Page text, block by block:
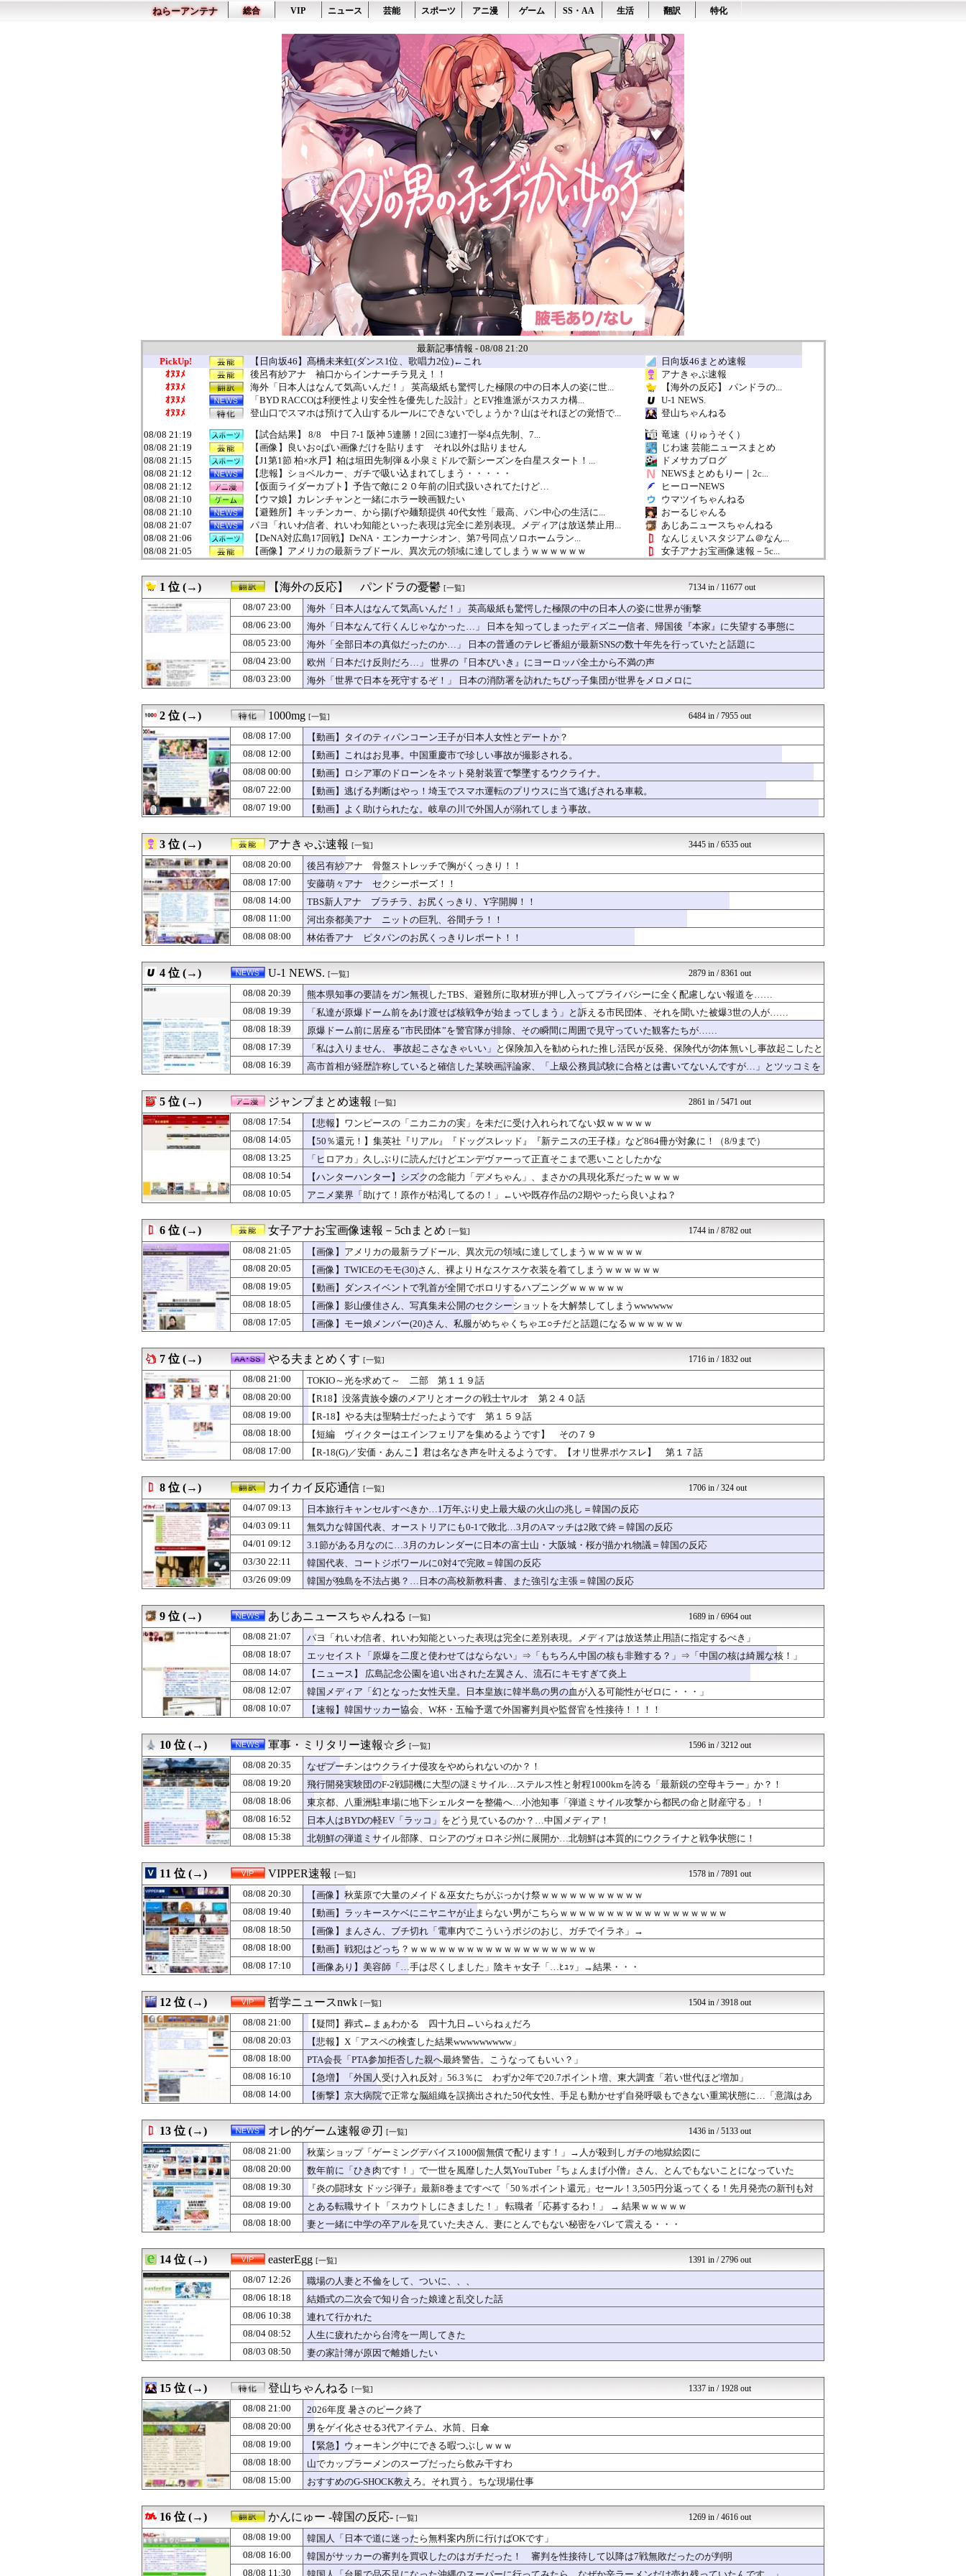
ねらーアンテナ 総合 VIP ニュース 芸能 スポーツ アニ漫 ゲーム SS・AA 生活 翻訳 特化
最新記事情報 - 08/08 21:20
PickUp!
【日向坂46】髙橋未来虹(ダンス1位、歌唱力2位)←これ
日向坂46まとめ速報
ｵﾇﾇﾒ
後呂有紗アナ 袖口からインナーチラ見え！！
アナきゃぷ速報
ｵﾇﾇﾒ
海外「日本人はなんて気高いんだ！」 英高級紙も驚愕した極限の中の日本人の姿に世...
【海外の反応】 パンドラの...
ｵﾇﾇﾒ
「BYD RACCOは利便性より安全性を優先した設計」とEV推進派がスカスカ構...
U-1 NEWS.
ｵﾇﾇﾒ
登山口でスマホは預けて入山するルールにできないでしょうか？山はそれほどの覚悟で...
登山ちゃんねる
08/08 21:19
【試合結果】 8/8 中日 7-1 阪神 5連勝！2回に3連打一挙4点先制、7...
竜速（りゅうそく）
08/08 21:19
【画像】良いお○ぱい画像だけを貼ります それ以外は貼りません
じわ速 芸能ニュースまとめ
08/08 21:15
【J1第1節 柏×水戸】柏は垣田先制弾＆小泉ミドルで新シーズンを白星スタート！...
ドメサカブログ
08/08 21:12
【悲報】ショベルカー、ガチで吸い込まれてしまう・・・・・
NEWSまとめもりー｜2c...
08/08 21:12
【仮面ライダーカブト】予告で敵に２０年前の旧式扱いされてたけど…
ヒーローNEWS
08/08 21:10
【ウマ娘】カレンチャンと一緒にホラー映画観たい
ウマツイちゃんねる
08/08 21:10
【避難所】キッチンカー、から揚げや麺類提供 40代女性「最高、パン中心の生活に...
おーるじゃんる
08/08 21:07
パヨ「れいわ信者、れいわ知能といった表現は完全に差別表現。メディアは放送禁止用...
あじあニュースちゃんねる
08/08 21:06
【DeNA対広島17回戦】DeNA・エンカーナシオン、第7号同点ソロホームラン...
なんじぇいスタジアム＠なん...
08/08 21:05
【画像】アメリカの最新ラブドール、異次元の領域に達してしまうｗｗｗｗｗｗ
女子アナお宝画像速報－5c...
08/08 21:04
【動画】声優の佐倉綾音さん、ファンサービスも欠かさないｗｗｗｗ
おたくみくす 声優まとめ
08/08 21:02
【悲報】PS5本体、ついにゲオのチラシから消える…
mutyunのゲーム+αブ...
08/08 21:02
人気av女優は大半がマン毛ぼーぼーだった
いたしん！
08/08 21:00
吉川愛、縛られニットおっぱいの膨らみムギュムギュ揺れてタマランち
アイドル・女子アナ★吟じま...
08/08 21:00
女の子のうんこ・おならエピソード持ってるやつおる？
なんまめ
【疑問】葬式←まぁわかる 四十九日←いらねぇだろ
哲学ニュースnwk
「お食い初めなんて俺になんのメリットがあるの」「そんなに大変なら育児やめれば？...
すまいる(^-^)ぶろぐ
08/08 21:00
【仮面ライダー】単発要素が強めの回、みんなはどれが好き？
ヒーローNEWS
08/08 21:00
【画像】キャミイの最新フィギュア(1,88000円)、ガチで作り込みがエグすぎ...
ネラーボイス
08/08 21:00
旦那に子供を預けて妹&姪っ子達を遊びに連れて行って、一日遊び倒した。すると、旦...
かぞくちゃんねる
08/08 21:00
鬼って船で難破した白人なんじゃないの？
ほんわかMkⅡ
08/08 21:00
ドイツ、40度超えの熱波で9600人死亡「温暖化対策で高温に対する備え充分では...
08/08 21:00
秋葉ショップ「ゲーミングデバイス1000個無償で配ります！」→人が殺到しガチの...
オレ的ゲーム速報＠刃
08/08 21:00
【ミリシタ】饂飩を食べて下さい!!🍜
08/08 21:00
【画像】加工なしのローカル地下アイドル、流石に厳しいwwwwww
08/08 21:00
【ななし】ねるちゃん「おじさんたち～！もりもり食べて元気だすのよ～」
VTuberNews
08/08 21:00
【画像】本田望結、お乳がデカすぎて浴衣を突き破ってしまう…
アナ速‐女子アナ画像速報
08/08 21:00
日向坂46、もちもちの肉厚ナマ太ももが性的すぎんだろ【画像】
08/08 21:00
【インド】バーガーを食べる罪【ポーランドボール】
ポーランドボール 翻訳
08/08 21:00
SB上茶谷(29)7回5安打7奪三振無失点
日刊やきう速報
08/08 21:00
【海外の反応】日本政府が、アメリカ政府によるネットミームとしての任天堂やポケモ...
08/08 21:00
韓国人「イラン完勝、アメリカ惨敗」米イラン、終戦MOU署名方式で対立…イランは...
韓国ニュース反応まとめ
08/08 21:00
【朗報】韓国人「世界の数学者が愛した日本のチョーク、社長が最後に選んだ相手」
08/08 21:00
TOKIO～光を求めて～ 二部 第１１９話
08/08 20:58
【速報】賀喜遥香、前屈みで◯◯が見える角度
乃木坂46まとめ 乃木りん...
08/08 20:56
【巨人】橋上監督代行「得点が栄養剤になった」８勝目の竹丸和幸たたえる「悩んだ」...
なんじぇいスタジアム＠なん...
08/08 20:55
【J2第1節 藤枝×仙台】藤枝がJ2・J3百年構想リーグ王者の仙台を撃破！槙野...
08/08 20:48
「神聖なる場所です」靖国神社、境内におけるコスプレや軍装の禁止を発表
もえるあじあ(･∀･)
08/08 20:47
韓国人「韓国サッカー協会の性接待報道、海外でも大騒ぎに・・・2002年W杯4強...
海外の反応 お隣速報
08/08 20:45
韓国サッカー協会、男子ワールドカップ予選における外国人審判への性接待疑惑が浮上...
海外報道翻訳所
【画像】アイドルさん「体重10キロ増えたらこうなった」
(*ﾟ∀ﾟ)ゞカガクニュー...
08/08 20:45
どっちのほうが元気もらえるかって言ったら圧倒的にアメリカだわね
育児板拾い読み
08/08 20:45
【J2第1節 八戸×富山】八戸が記念すべきJ2初勝利！佐藤祐太の無回転ミドル＆...
ドメサカブログ
08/08 20:42
【西武対ソフトバンク19回戦】西武がソフトバンクに逆転勝ちで2位浮上！連敗は3...
なんじぇいスタジアム＠なん...
08/08 20:40
【PICK】三峡ダム、豪雨で13基の水門を開き大規模放流開始か 下流の工場地帯...
おーるじゃんる
08/08 20:40
小津玲奈 ｢すごく久しぶりのプールでした｣【乃木坂46】
坂道情報通～乃木坂46まと...
08/08 20:39
熊本県知事の要請をガン無視したTBS、避難所に取材班が押し入ってプライバシーに...
U-1 NEWS.
08/08 20:39
海外「日本は取り締まれ！」栃木でシャインマスカット400房が盗難被害に（海外の...
海外のお前ら 海外の反応
08/08 20:38
【朗報】瀬戸環奈さんがお盆休みに全国で無料ツーショットイベント開催しまくるww...
08/08 20:38
【悲報】日本人、相変わらず軽自動車に軽油を入れる…
サイ速
08/08 20:36
【悲報】コントレイル2歳、勝てない
競馬まとめのまとめ
なぜプーチンはウクライナ侵攻をやめられないのか？！
軍事・ミリタリー速報☆彡
嫁が男友達にバレンタインチョコ渡すらしいんだけどどう思う？
08/08 20:33
西武ドラ１小島大河、試合をひっくり返す逆転２ラン！
やみ速@なんJ西武まとめ
08/08 20:32
【朗報】Switch2版『FF14』、ロードが長くなる不具合の修正パッチを本日...
mutyunのゲーム+αブ...
08/08 20:32
【DeNA対広島17回戦】広島・坂倉、DeNA・中川虎大から第11号勝ち越しソ...
08/08 20:31
海外「MLB屈指の好チーム」鈴木誠也のタイムリーなどでカブスが5連勝！（海外の...
わーすぽ 海外の反応
08/08 20:31
【動画】役満ボディ・岡田紗佳(32)、渾身のあたシコダンスwwwwwww
08/08 20:30
『SASUKE』×『リラックマ』まさかのコラボ グッズ＆カフェ開催
芸能人ニュース速報
08/08 20:30
【画像】秋葉原で大量のメイド＆巫女たちがぶっかけ祭ｗｗｗｗｗｗｗｗｗｗｗ
VIPPER速報
08/08 20:30
DeNA・佐野恵太、先制タイムリー「佐野行進」牧も牧も1.2.1.2「牧行進」
08/08 20:30
？「俺はわざと隣でズルズル啜って食べるんだ！」
08/08 20:30
デリ嬢を落とすプロだけど質問ある？
質問ある？まとめ速報
08/08 20:30
【セブンAIちいかわ】店頭POPが著作権グレーゾーンで物議、公式コラボとの違い...
モッコスヌ〜ン
08/08 20:29
「外国人受け入れ反対」大幅増 東大調査、若い世代で多く
日本第一！ニュース録
08/08 20:27
【西武対ソフトバンク19回戦】西武ドラ1小島、第5号逆転2ランホームラン！！！...
08/08 20:26
お昼ご飯何食べる？
08/08 20:25
【愕然】ヤリチンとサシ飲みするアラサー女ｗｗｗｗｗｗｗｗｗwwww
バズッター速報
08/08 20:25
韓国人「欧州メディアがロンドン五輪銅メダルはく奪の可能性を報道！韓国が外国人審...
世界の憂鬱 海外・韓国の反...
08/08 20:25
海外「”京都の鳥”は良いぞ」小規模だけどお勧めな日本の観光名所／お店に対する海...
08/08 20:23
上茶谷大河7回無失点7奪三振ｗｗｗｗｗｗｗｗｗｗｗｗｗｗｗｗｗｗｗｗｗｗｗｗ
08/08 20:23
阪神ルーカス、危険球退場…復帰３登板目でまさかの事態 １４８キロ直球が頭部直撃
とらほー速報
08/08 20:22
体育の「運動遊び」小学４年生まで対象拡大へ、「ゲーム性」で苦手な子も楽しく…水...
知りタイムズ
08/08 20:22
ガルシア、本日2失策。普通のゴロや普通のフライ処理ができない模様
阪神タイガースちゃんねる
08/08 20:21
知的障害者を題材とした小説を書いたけど、誰か読んでくれない？
08/08 20:20
自認レイブンクローってワードめっさすこ
08/08 20:18
【衝撃】先日ワイに｢殺すぞ｣と言った上司、｢胃が痛い｣とか言い出すｗｗｗｗｗ
NEWSぽけまとめーる
08/08 20:16
NATOの座標提供でロシアが被害者面？（海外の反応）
世界はグーチョキパー
08/08 20:15
イオンのタイムセールで買った３００円Ｔシャツがもうすぐ６才を迎えようとしていま...
育児板拾い読み
08/08 20:15
世界猫の日
08/08 20:15
【ウマ娘】デジタルとトレーナーと目印
ウマツイちゃんねる
08/08 20:15
【画像】貧乳好きは左のえっち女子を選ぶらしいww
まとめCUP
08/08 20:12
【完結編】友人から俺の嫁と子が不審な男と歩いてると聞いた俺。単身赴任先から興信...
浮気ちゃんねる
08/08 20:12
【物議】ジャンポケ斉藤裁判、被害女性「モンスター」斉藤被告「同意と思ってた」←...
NEWSまとめもりー｜2c...
08/08 20:11
オイシ高義博(42盗塁)←カープの補強ポイント『俊足強打のショート＆広島出身』
広島東洋カープまとめブログ...
アメリカ「お前らの国の史上最も美しい女優を選ぶなら誰になる？」
海外の万国反応記＠海外の反...
【阪神対中日18回戦】阪神・ガルシアの守備…
なんじぇいスタジアム＠なん...
08/08 20:11
【ウマ娘】プリコネがウマ娘とコラボ！今秋開催予定
08/08 20:11
【衝撃】ジャンポケ斎藤の犯行、生々しすぎて勃起してしまうレベルｗｗｗｗｗ
mashlife通信
08/08 20:10
【動画】役満ボディ・岡田紗佳(32)、渾身のあたシコダンスwwwwwww
ラビット速報
08/08 20:10
【概算要求】防衛費過去最大8.9兆円要求へ 予算案で膨張、無人機・AI導入
常識的に考えた
08/08 20:10
「日本の深夜営業している無人店舗でどのような人が買い物をしているのか？」海外の...
海外の反応ジャーナル
08/08 20:10
【速報】中2男子、野球部の練習中に頭部を強打しCT検査→70代医師「問題ないで...
おーるじゃんる
08/08 20:09
【岡山】元団体職員が8歳から13歳までの少年19人にわいせつ行為→懲役15年の...
08/08 20:08
【動画】左翼さんが大絶賛する”人権大国”ドイツの警察、極左活動家への「人道的対...
政経ワロスまとめニュース♪
08/08 20:06
産休から復帰したら「私たちがあなたの分も稼いだおかげ」と何度も言われた。休暇中...
修羅場ライフ速報
08/08 20:05
【悲報】女さん、歩行者を轢いた挙句、道路で昼寝をしようとしてしまうｗｗｗｗｗｗ
不思議.net - 5ch...
08/08 20:05
【悲報】NISA口座2052万のうち「約4割が未稼働」だったwwwwww
08/08 20:05
中国人「フランスで感じた日本への強烈なフィルター」 中国人「フランスと日本は両...
じゃぽにか反応帳
08/08 20:05
【画像】TWICEのモモ(30)さん、裸よりＨなスケスケ衣装を着てしまうｗｗｗ...
女子アナお宝画像速報－5c...
08/08 20:04
【悲報】中日ドラゴンズ、2者連続送りバント失敗ｗｗｗｗｗｗｗｗｗｗｗｗｗｗｗｗ...
なんじぇいスタジアム＠なん...
08/08 20:03
旦那が胃癌の手術で入院中、義母から電話がきた。「明日の朝来なさい！場合によって...
修羅の華-家庭・生活まとめ
08/08 20:03
【なぞ】昔の特撮って、なんで敵側の女幹部にセクシー女優起用してたんやろ
08/08 20:03
【悲報】X「アスペの検査した結果wwwwwwwww」
哲学ニュースnwk
08/08 20:03
韓国現地メディア「4強神話も疑われる恥ずべき状況」←これｗｗｗｗｗ
【サッカー まとめ】サカラ...
08/08 20:02
○ボタン決定にいまからでも戻して
08/08 20:02
【悲報】Beast of Reincarnation、ユーザースコア6.5のク...
08/08 20:02
26歳超美人女性心理カウンセラー、14歳少年を3ヶ月激しくレイプ。お菓子生姜 ...
08/08 20:02
【GジェネE】オートだと名無し砲連射するのやめて…
GUNDAM.LOG｜ガン...
08/08 20:01
”サ終” 相次ぐスマホゲーム、倒産も急増 過去最多ペースで推移 「当たれば一攫...
資格ちゃんねる
08/08 20:01
おまえらAmazonのレビューって書いてる？
汎用型自作PCまとめ
08/08 20:01
阪神・神宮、火消しに成功wwwwwwwww
08/08 20:00
【ポケモンチャンピオンズ】ゴウカザルは初手で強い？型読みの難しさと汎用性
08/08 20:00
【悲報】ジャンポケ斉藤の妻、夫の求刑7年翌日にInstagram更新「楽しすぎ...
ネラーボイス
08/08 20:00
【モバマス】凛「ローテーション漫才」
SSまにあっくす！
08/08 20:00
江口寿史「正義中毒者のせいで新規の仕事は全部なくなった」
くまニュース
08/08 20:00
男をゲイ化させる3代アイテム、水筒、日傘
登山ちゃんねる
08/08 20:00
【にじさんじ】ソフィ、バッターボックスに立ってみた『ええフォームや』『打球の伸...
VTuberNews
08/08 20:00
【ラブライブ！】🐣変な声出してるとか言われるけど普通に出てくる声なので面白いこ...
ラブライブ！まとめブログ ...
08/08 20:00
【画像】TWICE・モモ(30)、またしてもスケベなボデーを披露wwwwwww...
アナ速‐女子アナ画像速報
08/08 20:00
【朗報】賀喜遥香、最新の薄着×太ももが性的すぎんだろ
乃木通 乃木坂46櫻坂46...
08/08 20:00
数年前に「ひき肉です！」で一世を風靡した人気YouTuber『ちょんまげ小僧』...
オレ的ゲーム速報＠刃
08/08 20:00
後呂有紗アナ 骨盤ストレッチで胸がくっきり！！
アナきゃぷ速報
08/08 20:00
最近冷たい空調服ってやつが出てるらしくめっちゃ欲しい
理系にゅーす
08/08 20:00
【セクシー】人気美人声優、太ももチラリｗｗｗｗｗｗｗｗｗｗｗｗｗｗｗｗｗｗｗｗ...
気になる芸能まとめ
08/08 20:00
【ミステリー】女「43億円注文して………キャンセルっと！」←こいつの目的
08/08 20:00
子供の時から正座状態から前に倒れて丸まった状態で寝るの好き
育児板拾い読み
08/08 20:00
漫画・ゲーム・アニメで酷いと思った後付けある？
ああ言えばForYou
08/08 20:00
【ミリシタ】 #世界猫の日🐱
ミリシタまとめ雑談
08/08 20:00
とある最狂の一方通行
えすえすゲー速報
08/08 20:00
たこ焼き焼いてる
08/08 20:00
外国人「韓国で日本ブームが起きてんの草。あんだけ仲が悪かった日本と韓国だったの...
08/08 20:00
バンナム社長「今後は自社IP・他社IPともに現行機で遊べない名作を積極的にリマ...
ゆるゲーマー遅報
08/08 20:00
海外「三時間ずっと難しい顔の男たちが部屋で喋ってるだけだった」名作と呼ばれる映...
Ask Reddit まと...
08/08 20:00
韓国人「開票所に他地域の投票用紙が混入…不正選挙では？」と騒然
08/08 20:00
【衝撃】韓国人「日本の宅配伝票、印刷じゃなかった」
08/08 20:00
【R18】没落貴族令嬢のメアリとオークの戦士ヤルオ 第２４０話
やる夫まとめくす
08/08 20:00
『モンスターハンター ポータブル3rd』楽しかったよね けおけお速報
1 位 (→) 【海外の反応】 パンドラの憂鬱 [一覧] 7134 in / 11677 out
08/07 23:00
海外「日本人はなんて気高いんだ！」 英高級紙も驚愕した極限の中の日本人の姿に世界が衝撃
08/06 23:00
海外「日本なんて行くんじゃなかった…」 日本を知ってしまったディズニー信者、帰国後『本家』に失望する事態に
08/05 23:00
海外「全部日本の真似だったのか…」 日本の普通のテレビ番組が最新SNSの数十年先を行っていたと話題に
08/04 23:00
欧州「日本だけ反則だろ…」 世界の『日本びいき』にヨーロッパ全土から不満の声
08/03 23:00
海外「世界で日本を死守するぞ！」 日本の消防署を訪れたちびっ子集団が世界をメロメロに
2 位 (→) 1000mg [一覧] 6484 in / 7955 out
08/08 17:00
【動画】タイのティパンコーン王子が日本人女性とデートか？
08/08 12:00
【動画】これはお見事。中国重慶市で珍しい事故が撮影される。
08/08 00:00
【動画】ロシア軍のドローンをネット発射装置で撃墜するウクライナ。
08/07 22:00
【動画】逃げる判断はやっ！埼玉でスマホ運転のプリウスに当て逃げされる車載。
08/07 19:00
【動画】よく助けられたな。岐阜の川で外国人が溺れてしまう事故。
3 位 (→) アナきゃぷ速報 [一覧] 3445 in / 6535 out
08/08 20:00
後呂有紗アナ 骨盤ストレッチで胸がくっきり！！
08/08 17:00
安藤萌々アナ セクシーポーズ！！
08/08 14:00
TBS新人アナ ブラチラ、お尻くっきり、Y字開脚！！
08/08 11:00
河出奈都美アナ ニットの巨乳、谷間チラ！！
08/08 08:00
林佑香アナ ピタパンのお尻くっきりレポート！！
4 位 (→) U-1 NEWS. [一覧] 2879 in / 8361 out
08/08 20:39
熊本県知事の要請をガン無視したTBS、避難所に取材班が押し入ってプライバシーに全く配慮しない報道を……
08/08 19:39
「私達が原爆ドーム前をあけ渡せば核戦争が始まってしまう」と訴える市民団体、それを聞いた被爆3世の人が……
08/08 18:39
原爆ドーム前に居座る”市民団体”を警官隊が排除、その瞬間に周囲で見守っていた観客たちが……
08/08 17:39
「私は入りません、 事故起こさなきゃいい」と保険加入を勧められた推し活民が反発、保険代が勿体無いし事故起こしたと
して……
08/08 16:39
高市首相が経歴詐称していると確信した某映画評論家、「上級公務員試験に合格とは書いてないんですが…」とツッコミを
5 位 (→) ジャンプまとめ速報 [一覧] 2861 in / 5471 out
08/08 17:54
【悲報】ワンピースの「ニカニカの実」を未だに受け入れられてない奴ｗｗｗｗｗ
08/08 14:05
【50％還元！】集英社『リアル』『ドッグスレッド』『新テニスの王子様』など864冊が対象に！（8/9まで）
08/08 13:25
「ヒロアカ」久しぶりに読んだけどエンデヴァーって正直そこまで悪いことしたかな
08/08 10:54
【ハンターハンター】シズクの念能力「デメちゃん」、まさかの具現化系だったｗｗｗｗ
08/08 10:05
アニメ業界「助けて！原作が枯渇してるの！」←いや既存作品の2期やったら良いよね？
6 位 (→) 女子アナお宝画像速報－5chまとめ [一覧] 1744 in / 8782 out
08/08 21:05
【画像】アメリカの最新ラブドール、異次元の領域に達してしまうｗｗｗｗｗｗ
08/08 20:05
【画像】TWICEのモモ(30)さん、裸よりＨなスケスケ衣装を着てしまうｗｗｗｗｗｗ
08/08 19:05
【動画】ダンスイベントで乳首が全開でポロリするハプニングｗｗｗｗｗｗ
08/08 18:05
【画像】影山優佳さん、写真集未公開のセクシーショットを大解禁してしまうwwwwww
08/08 17:05
【画像】モー娘メンバー(20)さん、私服がめちゃくちゃエ○チだと話題になるｗｗｗｗｗｗ
7 位 (→) やる夫まとめくす [一覧] 1716 in / 1832 out
08/08 21:00
TOKIO～光を求めて～ 二部 第１１９話
08/08 20:00
【R18】没落貴族令嬢のメアリとオークの戦士ヤルオ 第２４０話
08/08 19:00
【R-18】やる夫は聖騎士だったようです 第１５９話
08/08 18:00
【短編 ヴィクターはエインフェリアを集めるようです】 その７９
08/08 17:00
【R-18(G)／安価・あんこ】君は名なき声を叶えるようです。【オリ世界ポケスレ】 第１７話
8 位 (→) カイカイ反応通信 [一覧] 1706 in / 324 out
04/07 09:13
日本旅行キャンセルすべきか…1万年ぶり史上最大級の火山の兆し＝韓国の反応
04/03 09:11
無気力な韓国代表、オーストリアにも0-1で敗北…3月のAマッチは2敗で終＝韓国の反応
04/01 09:12
3.1節がある月なのに…3月のカレンダーに日本の富士山・大阪城・桜が描かれ物議＝韓国の反応
03/30 22:11
韓国代表、コートジボワールに0対4で完敗＝韓国の反応
03/26 09:09
韓国が独島を不法占拠？…日本の高校新教科書、また強引な主張＝韓国の反応
9 位 (→) あじあニュースちゃんねる [一覧] 1689 in / 6964 out
08/08 21:07
パヨ「れいわ信者、れいわ知能といった表現は完全に差別表現。メディアは放送禁止用語に指定するべき」
08/08 18:07
エッセイスト「原爆を二度と使わせてはならない」⇒「もちろん中国の核も非難する？」⇒「中国の核は綺麗な核！」
08/08 14:07
【ニュース】 広島記念公園を追い出された左翼さん、流石にキモすぎて炎上
08/08 12:07
韓国メディア「幻となった女性天皇。日本皇族に韓半島の男の血が入る可能性がゼロに・・・」
08/08 10:07
【速報】韓国サッカー協会、W杯・五輪予選で外国審判員や監督官を性接待！！！！
10 位 (→) 軍事・ミリタリー速報☆彡 [一覧] 1596 in / 3212 out
08/08 20:35
なぜプーチンはウクライナ侵攻をやめられないのか？！
08/08 19:20
飛行開発実験団のF-2戦闘機に大型の謎ミサイル…ステルス性と射程1000kmを誇る「最新鋭の空母キラー」か？！
08/08 18:06
東京都、八重洲駐車場に地下シェルターを整備へ…小池知事「弾道ミサイル攻撃から都民の命と財産守る」！
08/08 16:52
日本人はBYDの軽EV「ラッコ」をどう見ているのか？…中国メディア！
08/08 15:38
北朝鮮の弾道ミサイル部隊、ロシアのヴォロネジ州に展開か…北朝鮮は本質的にウクライナと戦争状態に！
11 位 (→) VIPPER速報 [一覧] 1578 in / 7891 out
08/08 20:30
【画像】秋葉原で大量のメイド＆巫女たちがぶっかけ祭ｗｗｗｗｗｗｗｗｗｗｗ
08/08 19:40
【動画】ラッキースケベにニヤニヤが止まらない男がこちらｗｗｗｗｗｗｗｗｗｗｗｗｗｗｗｗｗｗ
08/08 18:50
【画像】まんさん、ブチ切れ「電車内でこういうポジのおじ、ガチでイラネ」→
08/08 18:00
【動画】戦犯はどっち？ｗｗｗｗｗｗｗｗｗｗｗｗｗｗｗｗｗｗｗｗ
08/08 17:10
【画像あり】美容師「…手は尽くしました」陰キャ女子「…ﾋｭｯ」→結果・・・
12 位 (→) 哲学ニュースnwk [一覧] 1504 in / 3918 out
08/08 21:00
【疑問】葬式←まぁわかる 四十九日←いらねぇだろ
08/08 20:03
【悲報】X「アスペの検査した結果wwwwwwwww」
08/08 18:00
PTA会長「PTA参加拒否した親へ最終警告。こうなってもいい？」
08/08 16:10
【急増】「外国人受け入れ反対」56.3％に わずか2年で20.7ポイント増、東大調査「若い世代ほど増加」
08/08 14:00
【衝撃】京大病院で正常な脳組織を誤摘出された50代女性、手足も動かせず自発呼吸もできない重篤状態に…「意識はあ
13 位 (→) オレ的ゲーム速報＠刃 [一覧] 1436 in / 5133 out
08/08 21:00
秋葉ショップ「ゲーミングデバイス1000個無償で配ります！」→人が殺到しガチの地獄絵図に
08/08 20:00
数年前に「ひき肉です！」で一世を風靡した人気YouTuber『ちょんまげ小僧』さん、とんでもないことになっていた
08/08 19:30
『炎の闘球女 ドッジ弾子』最新8巻まですべて「50％ポイント還元」セール！3,505円分返ってくる！先月発売の新刊も対
象！アニメ放送中！名前が下ネタすぎる女の子！
08/08 19:00
とある転職サイト「スカウトしにきました！」 転職者「応募するわ！」 → 結果ｗｗｗｗｗ
08/08 18:00
妻と一緒に中学の卒アルを見ていた夫さん、妻にとんでもない秘密をバレて震える・・・
14 位 (→) easterEgg [一覧] 1391 in / 2796 out
08/07 12:26
職場の人妻と不倫をして、ついに、、、
08/06 18:18
結婚式の二次会で知り合った娘達と乱交した話
08/06 10:38
連れて行かれた
08/04 08:52
人生に疲れたから台湾を一周してきた
08/03 08:50
妻の家計簿が原因で離婚したい
15 位 (→) 登山ちゃんねる [一覧] 1337 in / 1928 out
08/08 21:00
2026年度 暑さのピーク終了
08/08 20:00
男をゲイ化させる3代アイテム、水筒、日傘
08/08 19:00
【緊急】ウォーキング中にできる暇つぶしｗｗｗ
08/08 18:00
山でカップラーメンのスープだったら飲み干すわ
08/08 15:00
おすすめのG-SHOCK教えろ。それ買う。ちな現場仕事
16 位 (→) かんにゅー -韓国の反応- [一覧] 1269 in / 4616 out
08/08 19:00
韓国人「日本で道に迷ったら無料案内所に行けばOKです」
08/08 16:00
韓国がサッカーの審判を買収したのはガチだった！ 審判を性接待して以降は7戦無敗だったのが判明
08/08 11:30